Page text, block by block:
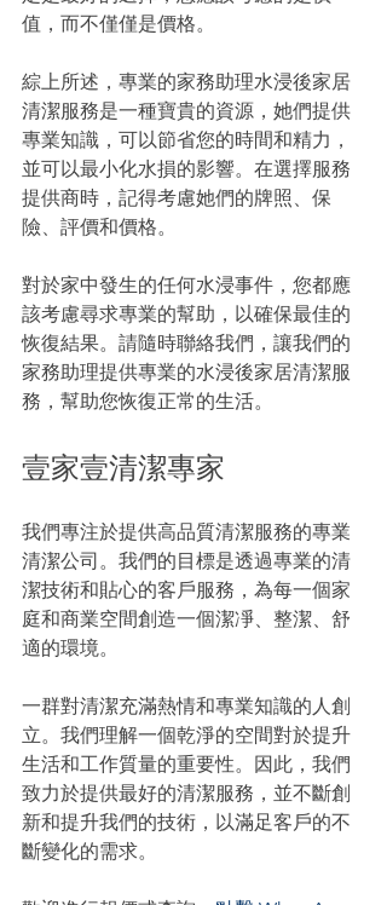
值，而不僅僅是價格。
綜上所述，專業的家務助理水浸後家居
清潔服務是一種寶貴的資源，她們提供
專業知識，可以節省您的時間和精力，
並可以最小化水損的影響。在選擇服務
提供商時，記得考慮她們的牌照、保
險、評價和價格。
對於家中發生的任何水浸事件，您都應
該考慮尋求專業的幫助，以確保最佳的
恢復結果。請隨時聯絡我們，讓我們的
家務助理提供專業的水浸後家居清潔服
務，幫助您恢復正常的生活。
壹家壹清潔專家
我們專注於提供高品質清潔服務的專業
清潔公司。我們的目標是透過專業的清
潔技術和貼心的客戶服務，為每一個家
庭和商業空間創造一個潔凈、整潔、舒
適的環境。
一群對清潔充滿熱情和專業知識的人創
立。我們理解一個乾淨的空間對於提升
生活和工作質量的重要性。因此，我們
致力於提供最好的清潔服務，並不斷創
新和提升我們的技術，以滿足客戶的不
斷變化的需求。